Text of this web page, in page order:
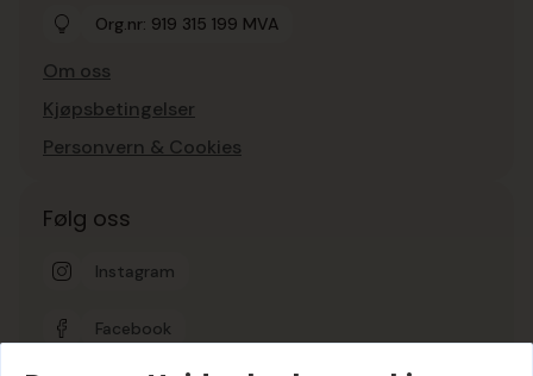
Org.nr: 919 315 199 MVA
Om oss
Kjøpsbetingelser
Personvern & Cookies
Følg oss
Instagram
Facebook